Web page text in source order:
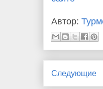
Автор:
Следующие